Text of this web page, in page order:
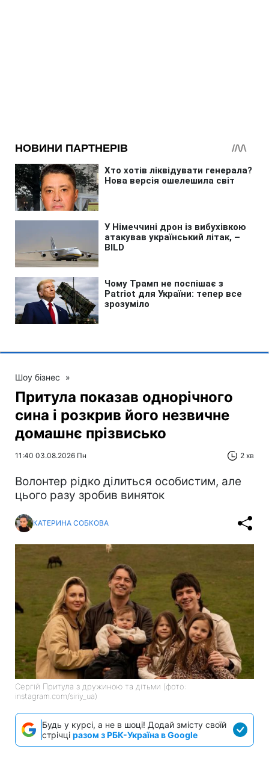
Шоу бізнес »
Притула показав однорічного
сина і розкрив його незвичне
домашнє прізвисько
11:40 03.08.2026 Пн 2 хв
Волонтер рідко ділиться особистим, але
цього разу зробив виняток
КАТЕРИНА СОБКОВА
Сергій Притула з дружиною та дітьми (фото:
instagram.com/siriy_ua)
Будь у курсі, а не в шоці! Додай змісту своїй
стрічці разом з РБК-Україна в Google